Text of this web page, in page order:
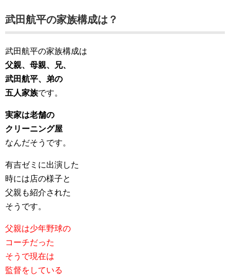
武田航平の家族構成は？
武田航平の家族構成は
父親、母親、兄、
武田航平、弟の
五人家族です。
実家は老舗の
クリーニング屋
なんだそうです。
有吉ゼミに出演した
時には店の様子と
父親も紹介された
そうです。
父親は少年野球の
コーチだった
そうで現在は
監督をしている